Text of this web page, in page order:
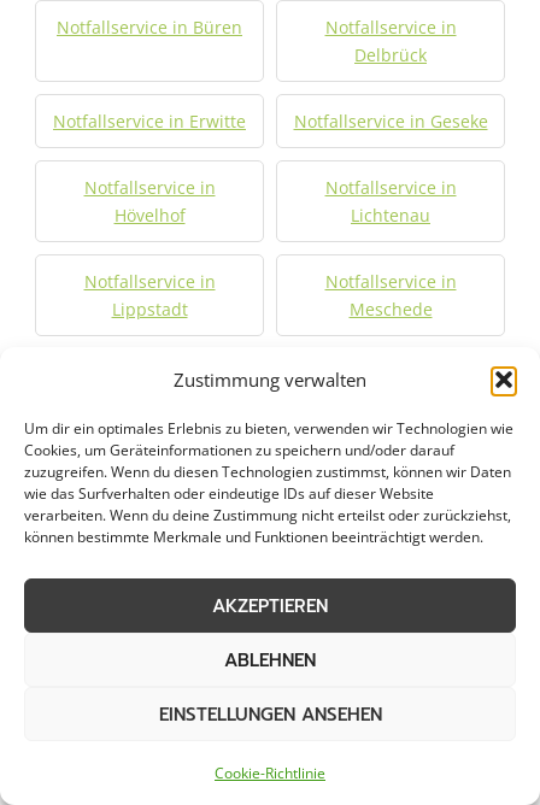
Zustimmung verwalten
Um dir ein optimales Erlebnis zu bieten, verwenden wir Technologien wie
Cookies, um Geräteinformationen zu speichern und/oder darauf
zuzugreifen. Wenn du diesen Technologien zustimmst, können wir Daten
wie das Surfverhalten oder eindeutige IDs auf dieser Website
verarbeiten. Wenn du deine Zustimmung nicht erteilst oder zurückziehst,
können bestimmte Merkmale und Funktionen beeinträchtigt werden.
AKZEPTIEREN
ABLEHNEN
EINSTELLUNGEN ANSEHEN
Cookie-Richtlinie
Notfallservice in Büren
Notfallservice in
Delbrück
Notfallservice in Erwitte Notfallservice in Geseke
Notfallservice in
Hövelhof
Notfallservice in
Lichtenau
Notfallservice in
Lippstadt
Notfallservice in
Meschede
Notfallservice in
Notfallservice in Olsberg
Notfallservice in
Paderborn
Notfallservice in
Rietberg